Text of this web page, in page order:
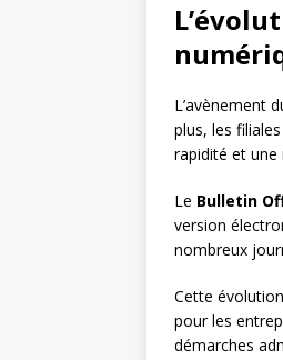
L’avènement
plus, les
rapidité et une
Le Bulletin
version
nombreux
Cette
pour les
démarches